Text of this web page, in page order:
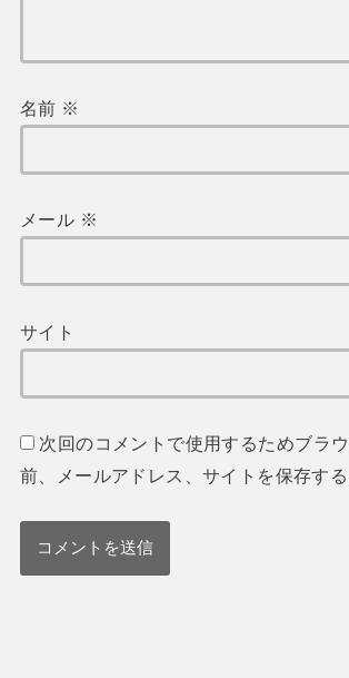
名前 ※
メール ※
サイト
次回のコメントで使用するためブラ
前、メールアドレス、サイトを保存する